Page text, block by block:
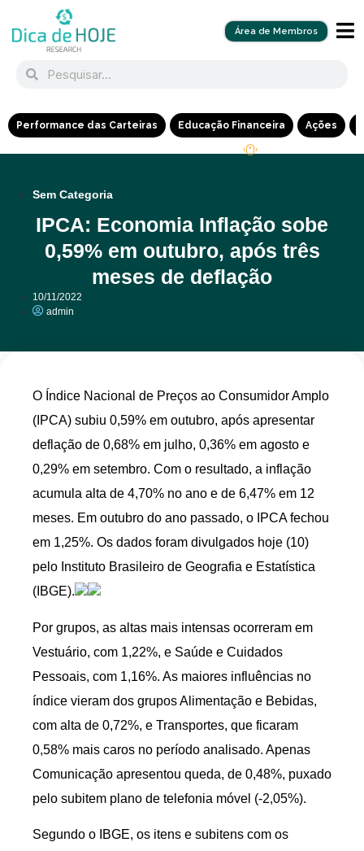
Área de Membros
Performance das Carteiras Educação Financeira Ações
Sem Categoria
IPCA: Economia Inflação sobe
0,59% em outubro, após três
meses de deflação
10/11/2022
admin
O Índice Nacional de Preços ao Consumidor Amplo
(IPCA) subiu 0,59% em outubro, após apresentar
deflação de 0,68% em julho, 0,36% em agosto e
0,29% em setembro. Com o resultado, a inflação
acumula alta de 4,70% no ano e de 6,47% em 12
meses. Em outubro do ano passado, o IPCA fechou
em 1,25%. Os dados foram divulgados hoje (10)
pelo Instituto Brasileiro de Geografia e Estatística
(IBGE).
Por grupos, as altas mais intensas ocorreram em
Vestuário, com 1,22%, e Saúde e Cuidados
Pessoais, com 1,16%. As maiores influências no
índice vieram dos grupos Alimentação e Bebidas,
com alta de 0,72%, e Transportes, que ficaram
0,58% mais caros no período analisado. Apenas
Comunicação apresentou queda, de 0,48%, puxado
pelo subitem plano de telefonia móvel (-2,05%).
Segundo o IBGE, os itens e subitens com os